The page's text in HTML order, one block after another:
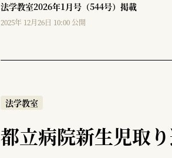
法学教室2026年1月号（544号）掲載
2025年 12月26日 10:00 公開
法学教室
都立病院新生児取